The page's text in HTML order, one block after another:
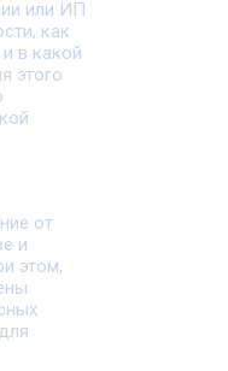
или ИП
как
в какой
этого
от
и
этом,